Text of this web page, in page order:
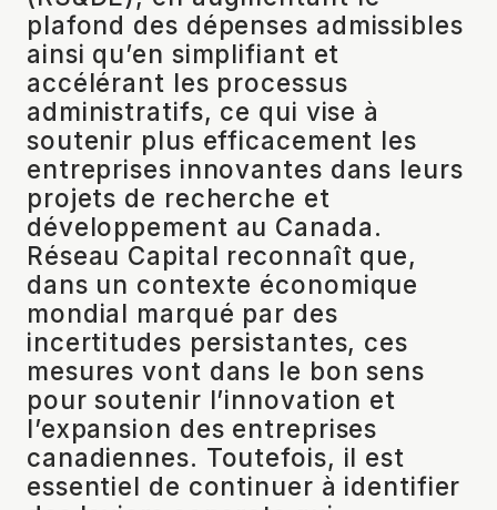
plafond des dépenses admissibles
ainsi qu’en simplifiant et
accélérant les processus
administratifs, ce qui vise à
soutenir plus efficacement les
entreprises innovantes dans leurs
projets de recherche et
développement au Canada.
Réseau Capital reconnaît que,
dans un contexte économique
mondial marqué par des
incertitudes persistantes, ces
mesures vont dans le bon sens
pour soutenir l’innovation et
l’expansion des entreprises
canadiennes. Toutefois, il est
essentiel de continuer à identifier